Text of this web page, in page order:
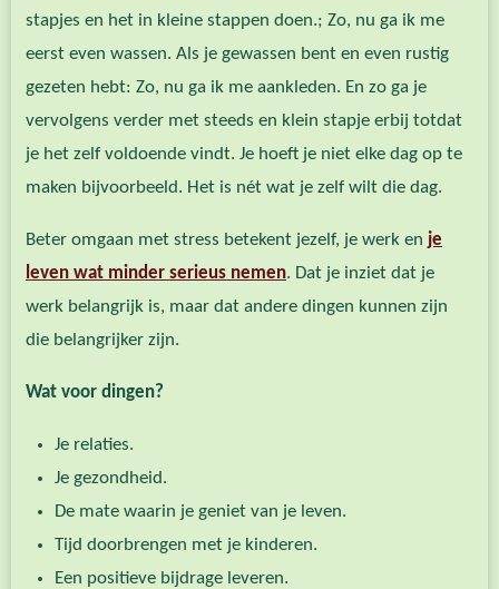
stapjes en het in kleine stappen doen.; Zo, nu ga ik me
eerst even wassen. Als je gewassen bent en even rustig
gezeten hebt: Zo, nu ga ik me aankleden. En zo ga je
vervolgens verder met steeds en klein stapje erbij totdat
je het zelf voldoende vindt. Je hoeft je niet elke dag op te
maken bijvoorbeeld. Het is nét wat je zelf wilt die dag.
Beter omgaan met stress betekent jezelf, je werk en je
leven wat minder serieus nemen. Dat je inziet dat je
werk belangrijk is, maar dat andere dingen kunnen zijn
die belangrijker zijn.
Wat voor dingen?
Je relaties.
Je gezondheid.
De mate waarin je geniet van je leven.
Tijd doorbrengen met je kinderen.
Een positieve bijdrage leveren.